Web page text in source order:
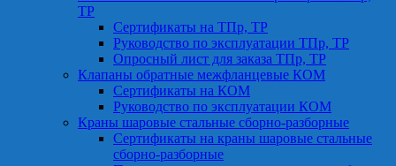
ТР
Сертификаты на ТПр, ТР
Руководство по эксплуатации ТПр, ТР
Опросный лист для заказа ТПр, ТР
Клапаны обратные межфланцевые КОМ
Сертификаты на КОМ
Руководство по эксплуатации КОМ
Краны шаровые стальные сборно-разборные
Сертификаты на краны шаровые стальные
сборно-разборные